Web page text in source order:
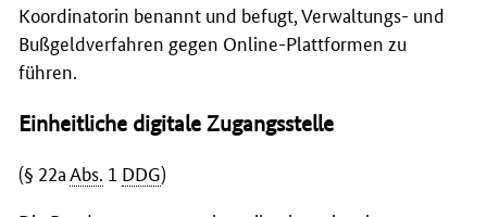
Koordinatorin benannt und befugt, Verwaltungs- und
Bußgeldverfahren gegen Online-Plattformen zu
führen.
Einheitliche digitale Zugangsstelle
(§ 22aAbs. 1 DDG)